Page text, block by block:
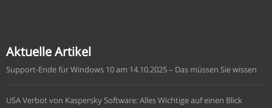
Aktuelle Artikel
Support-Ende für Windows 10 am 14.10.2025 – Das müssen Sie wissen
USA Verbot von Kaspersky Software: Alles Wichtige auf einen Blick